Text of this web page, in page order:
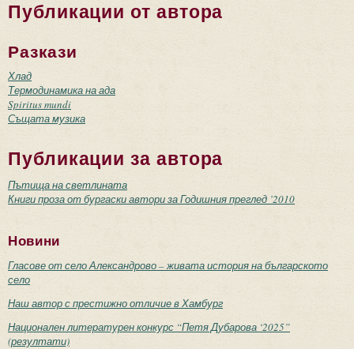
Публикации от автора
Разкази
Хлад
Термодинамика на ада
Spiritus mundi
Същата музика
Публикации за автора
Пътища на светлината
Книги проза от бургаски автори за Годишния преглед ’2010
Новини
Гласове от село Александрово – живата история на българското
село
Наш автор с престижно отличие в Хамбург
Национален литературен конкурс “Петя Дубарова ‘2025”
(резултати)